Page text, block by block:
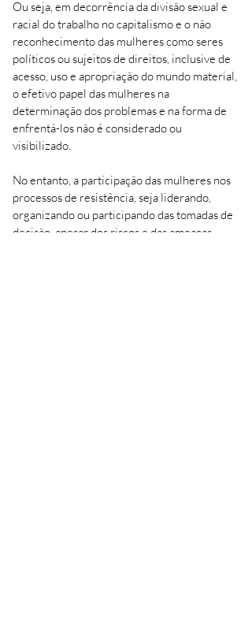
Ou seja, em decorrência da divisão sexual e
racial do trabalho no capitalismo e o não
reconhecimento das mulheres como seres
políticos ou sujeitos de direitos, inclusive de
acesso, uso e apropriação do mundo material,
o efetivo papel das mulheres na
determinação dos problemas e na forma de
enfrentá-los não é considerado ou
visibilizado.
No entanto, a participação das mulheres nos
processos de resistência, seja liderando,
organizando ou participando das tomadas de
decisão, apesar dos riscos e das ameaças,